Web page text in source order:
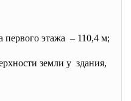
первого этажа – 110,4 м;
земли у здания, м: